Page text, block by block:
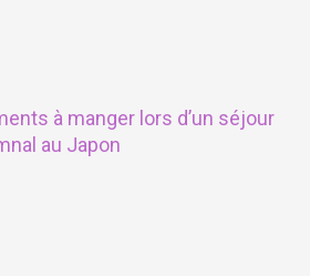
à manger lors d’un séjour
au Japon